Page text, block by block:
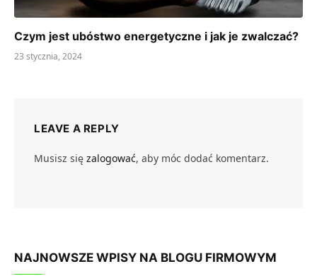
Czym jest ubóstwo energetyczne i jak je zwalczać?
23 stycznia, 2024
LEAVE A REPLY
Musisz się zalogować, aby móc dodać komentarz.
NAJNOWSZE WPISY NA BLOGU FIRMOWYM